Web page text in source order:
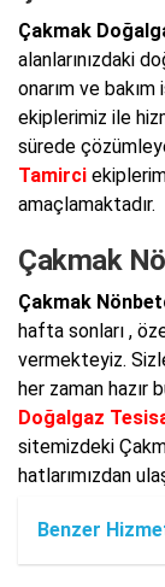
Çakmak
alanlarınızdaki
onarım ve
ekiplerimiz ile
sürede
Tamirci
amaçlamaktadır.
Çakmak
Çakmak
hafta sonları ,
vermekteyiz.
her zaman hazır
Doğalgaz
sitemizdeki
hatlarımızdan
Benzer